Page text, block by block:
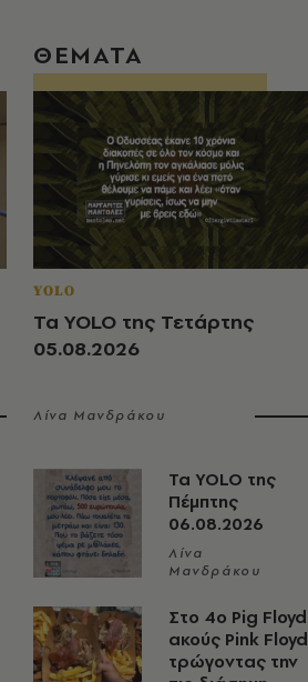
ΘΕΜΑΤΑ
YOLO
Τα YOLO της Τετάρτης
05.08.2026
Λίνα Μανδράκου
Τα YOLO της
Πέμπτης
06.08.2026
Λίνα
Μανδράκου
Στο 4ο Pig Floyd
ακούς Pink Floyd
τρώγοντας την